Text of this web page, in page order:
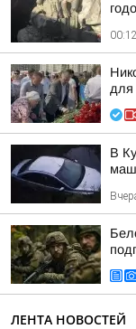
00:12
для
В
ЛЕНТА НОВОСТЕЙ